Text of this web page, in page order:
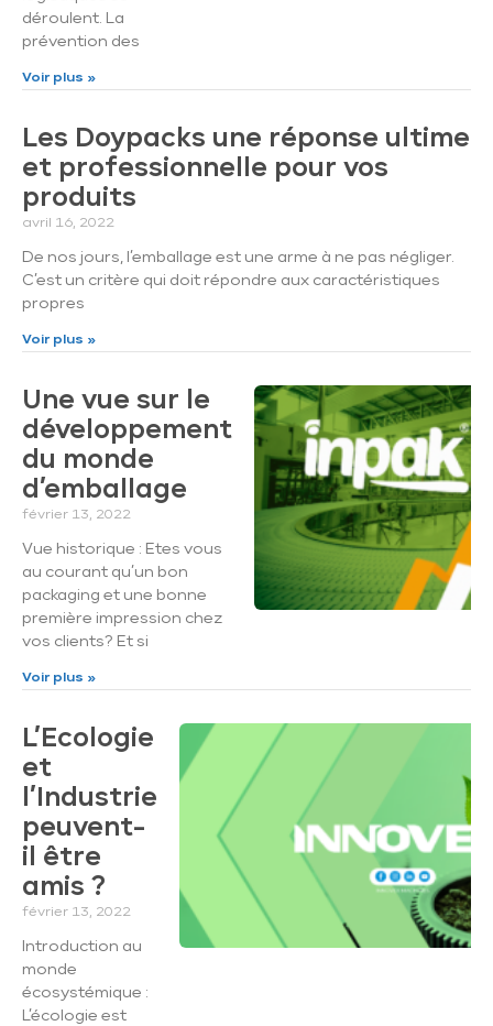
déroulent. La
prévention des
Voir plus »
Les Doypacks une réponse ultime
et professionnelle pour vos
produits
avril 16, 2022
De nos jours, l’emballage est une arme à ne pas négliger.
C’est un critère qui doit répondre aux caractéristiques
propres
Voir plus »
Une vue sur le
développement
du monde
d’emballage
février 13, 2022
Vue historique : Etes vous
au courant qu’un bon
packaging et une bonne
première impression chez
vos clients? Et si
Voir plus »
L’Ecologie
et
l’Industrie
peuvent-
il être
amis ?
février 13, 2022
Introduction au
monde
écosystémique :
L’écologie est